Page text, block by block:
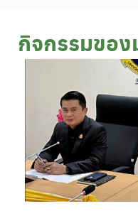
กิจกรรมขอ